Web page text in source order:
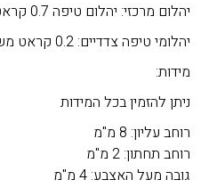
יהלום מרכזי: יהלום טיפה 0.7 קראט
יהלומי טיפה צדדיים: 0.2 קראט משקל כולל
מידות:
ניתן להזמין בכל המידות
רוחב עליון: 8 מ"מ
רוחב תחתון: 2 מ"מ
גובה מעל האצבע: 4 מ"מ